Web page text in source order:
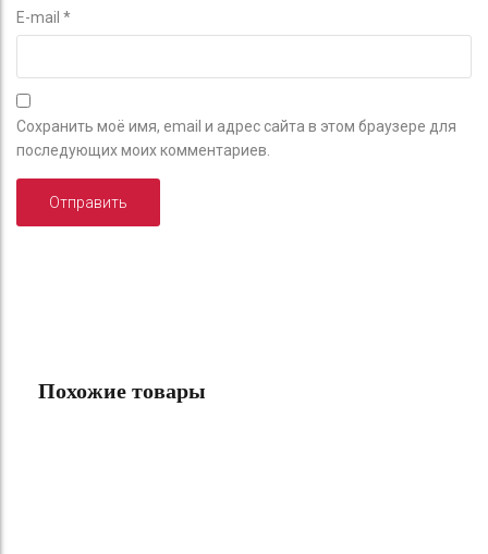
E-mail *
Сохранить моё имя, email и адрес сайта в этом браузере для
последующих моих комментариев.
Похожие товары